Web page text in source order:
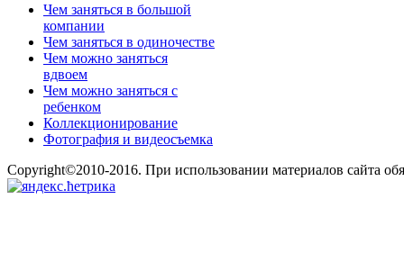
Чем заняться в большой
компании
Чем заняться в одиночестве
Чем можно заняться
вдвоем
Чем можно заняться с
ребенком
Коллекционирование
Фотография и видеосъемка
Copyright©2010-2016. При использовании материалов сайта